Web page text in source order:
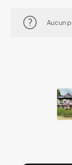
Aucun